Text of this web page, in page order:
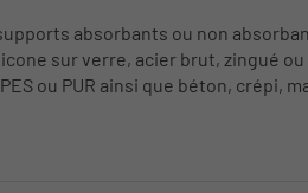
absorbants ou non
sur verre, acier brut, zingué
ou PUR ainsi que béton, crépi,